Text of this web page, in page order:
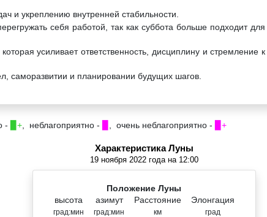
и укреплению внутренней стабильности.
себя работой, так как суббота больше подходит для
усиливает ответственность, дисциплину и стремление к
саморазвитии и планировании будущих шагов.
- ▉+ , неблагоприятно - , очень неблагоприятно - ▉+
Характеристика Луны
19 ноября 2022 года на 12:00
Положение Луны
высота
град:мин
азимут
град:мин
Расстояние
км
Элонгация
град